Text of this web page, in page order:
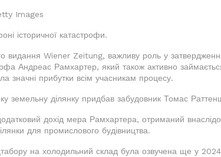
Images
історичної катастрофи.
видання Wiener Zeitung, важливу роль у
Андреас Рамхартер, який також активно
значні прибутки всім учасникам процесу.
земельну ділянку придбав забудовник Томас
дохід мера Рамхартера, отриманий
для промислового будівництва.
на холодильний склад була озвучена ще у